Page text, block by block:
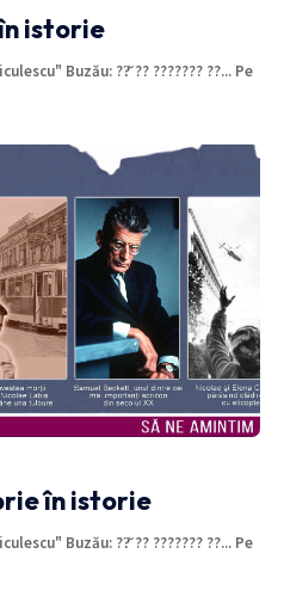
istorie
Buzău: ??̆ ?? ??????? ??... Pe
în istorie
Buzău: ??̆ ?? ??????? ??... Pe